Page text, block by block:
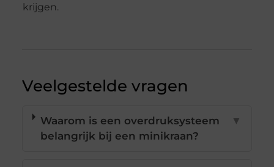
krijgen.
Veelgestelde vragen
Waarom is een overdruksysteem
belangrijk bij een minikraan?
▼